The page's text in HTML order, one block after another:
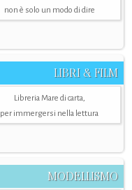
non è solo un modo di dire
LIBRI & FILM
Libreria Mare di carta,
per immergersi nella lettura
MODELLISMO